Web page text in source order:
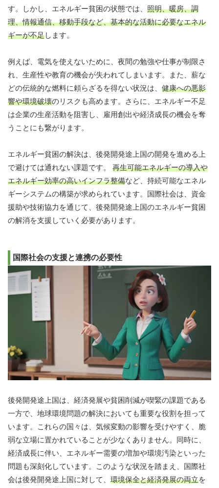
す。しかし、エネルギー貧困の状態では、 照明、暖房、調
理、情報通信、移動手段など、基本的な活動に必要なエネル
ギーが不足します。
例えば、電気を使えないために、夜間の勉強や仕事が制限さ
れ、生産性や教育の機会が失われてしまいます。また、薪な
どの伝統的な燃料に頼らざるを得ない状況は、 健康への悪影
響や環境破壊のリスクも高めます。さらに、エネルギー不足
は企業の生産活動を阻害し、雇用創出や経済成長の機会を奪
うことにも繋がります。
エネルギー貧困の解決は、後発開発途上国の開発を進める上
で避けては通れない課題です。 再生可能エネルギーの導入や
エネルギー効率の高いインフラ整備など、持続可能なエネル
ギーシステムの構築が求められています。国際社会は、資金
援助や技術協力を通じて、後発開発途上国のエネルギー貧困
の解消を支援していく必要があります。
国際社会の支援と連携の必要性
後発開発途上国は、経済発展や貧困削減が喫緊の課題である
一方で、地球環境問題の解決においても重要な役割を担って
います。これらの国々は、気候変動の影響を受けやすく、脆
弱な立場に置かれていることが少なくありません。同時に、
経済成長に伴い、エネルギー需要の増加や環境汚染といった
問題も深刻化しています。このような状況を踏まえ、国際社
会は後発開発途上国に対して、 環境保全と経済発展の両立を